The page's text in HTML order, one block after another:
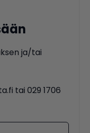
ja/tai
tai 029 1706